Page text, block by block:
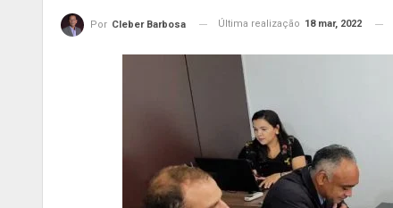
Por Cleber Barbosa Última realização 18 mar, 2022